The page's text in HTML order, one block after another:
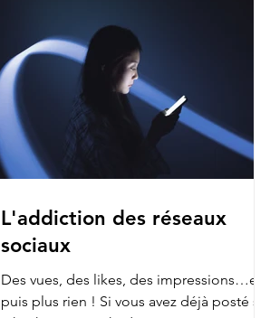
L'addiction des réseaux
sociaux
Des vues, des likes, des impressions…et
puis plus rien ! Si vous avez déjà posté sur